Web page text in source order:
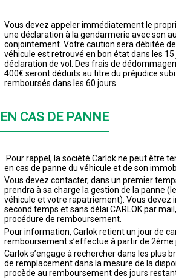
Vous devez appeler immédiatement le
une déclaration à la gendarmerie avec son
conjointement. Votre caution sera débitée
véhicule est retrouvé en bon état dans les
déclaration de vol. Des frais de
400€ seront déduits au titre du préjudice
remboursés dans les 60 jours.
EN CAS DE PANNE
Pour rappel, la société Carlok ne peut être
en cas de panne du véhicule et de son
Vous devez contacter, dans un premier
prendra à sa charge la gestion de la panne
véhicule et votre rapatriement). Vous devez
second temps et sans délai CARLOK par
procédure de remboursement.
Pour information, Carlok retient un jour de
remboursement s’effectue à partir de 2ème
Carlok s’engage à rechercher dans les plus
de remplacement dans la mesure de la
procède au remboursement des jours